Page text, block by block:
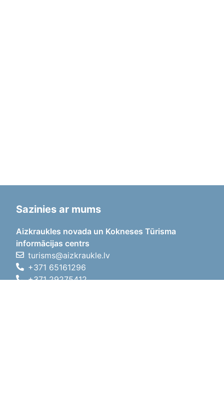
Sazinies ar mums
Aizkraukles novada un Kokneses Tūrisma
informācijas centrs
turisms@aizkraukle.lv
+371 65161296
+371 29275412